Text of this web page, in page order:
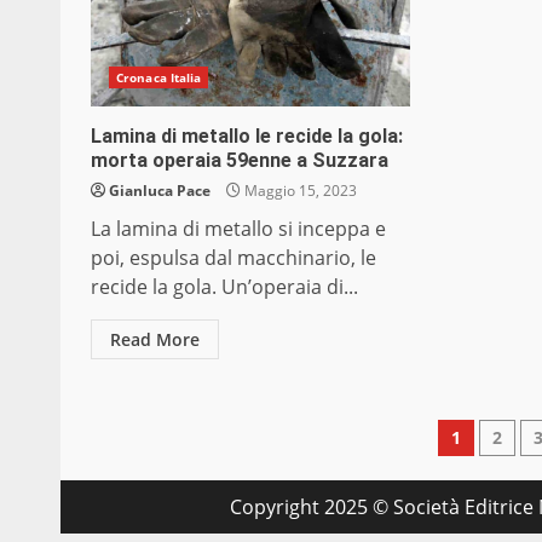
Cronaca Italia
Lamina di metallo le recide la gola:
morta operaia 59enne a Suzzara
Gianluca Pace Maggio 15, 2023
La lamina di metallo si inceppa e
poi, espulsa dal macchinario, le
recide la gola. Un’operaia di...
Read More
degli
1 2 3
Copyright 2025 © Società